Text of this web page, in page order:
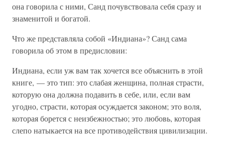
она говорила с ними, Санд почувствовала себя сразу и
знаменитой и богатой.
Что же представляла собой «Индиана»? Санд сама
говорила об этом в предисловии:
Индиана, если уж вам так хочется все объяснить в этой
книге, — это тип: это слабая женщина, полная страсти,
которую она должна подавить в себе, или, если вам
угодно, страсти, которая осуждается законом; это воля,
которая борется с неизбежностью; это любовь, которая
слепо натыкается на все противодействия цивилизации.